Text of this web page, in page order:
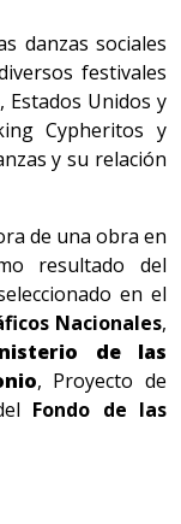
danzas sociales
festivales
Estados Unidos y
Cypheritos y
y su relación
de una obra en
resultado del
en el
Nacionales,
de las
, Proyecto de
Fondo de las